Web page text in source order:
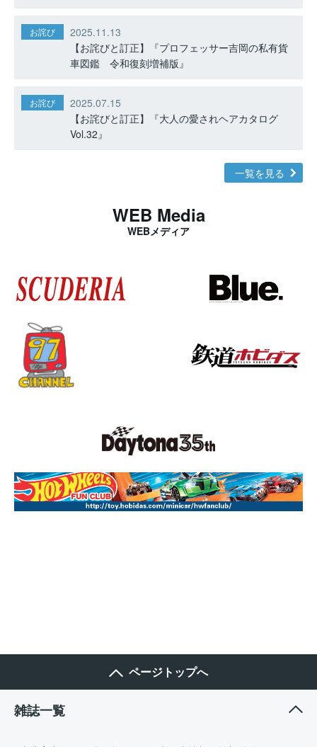
お詫び
2025.11.13
【お詫びと訂正】『プロフェッサー吉岡の私有貨
車図鑑 令和復刻増補版』
お詫び
2025.07.15
【お詫びと訂正】『大人の愛されヘアカタログ
Vol.32』
一覧を見る
WEB Media
WEBメディア
ページトップへ
雑誌一覧